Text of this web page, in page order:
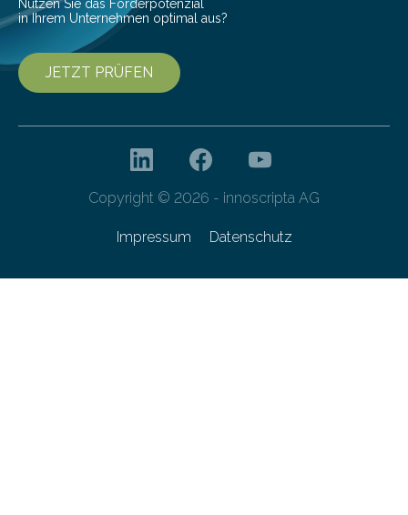
Nutzen Sie das Förderpotenzial
in Ihrem Unternehmen optimal aus?
JETZT PRÜFEN
Copyright © 2026 - innoscripta AG
Impressum Datenschutz